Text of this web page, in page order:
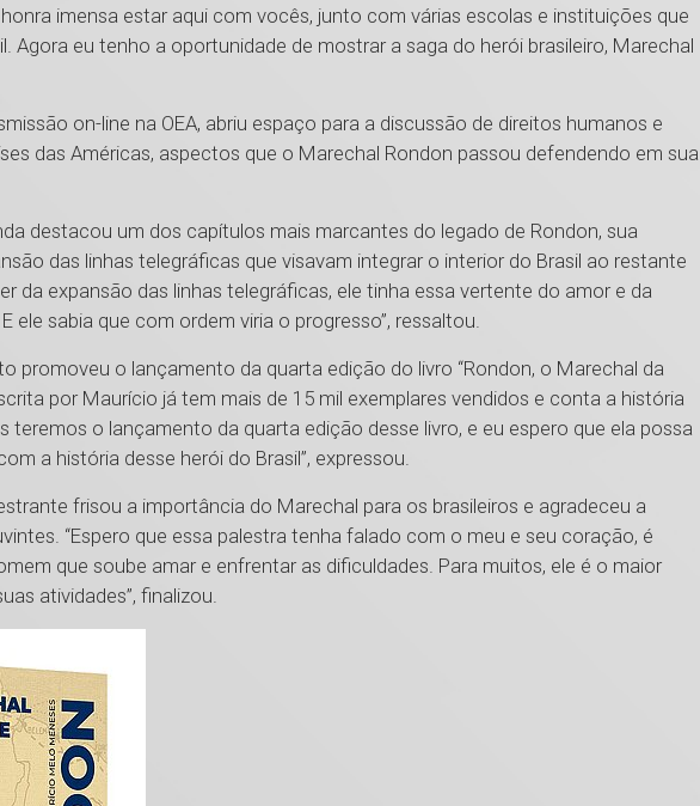
honra imensa estar aqui com vocês, junto com várias escolas e instituições que
Agora eu tenho a oportunidade de mostrar a saga do herói brasileiro, Marechal
on-line na OEA, abriu espaço para a discussão de direitos humanos e
das Américas, aspectos que o Marechal Rondon passou defendendo em sua
destacou um dos capítulos mais marcantes do legado de Rondon, sua
das linhas telegráficas que visavam integrar o interior do Brasil ao restante
da expansão das linhas telegráficas, ele tinha essa vertente do amor e da
ele sabia que com ordem viria o progresso”, ressaltou.
promoveu o lançamento da quarta edição do livro “Rondon, o Marechal da
por Maurício já tem mais de 15 mil exemplares vendidos e conta a história
teremos o lançamento da quarta edição desse livro, e eu espero que ela possa
a história desse herói do Brasil”, expressou.
frisou a importância do Marechal para os brasileiros e agradeceu a
“Espero que essa palestra tenha falado com o meu e seu coração, é
que soube amar e enfrentar as dificuldades. Para muitos, ele é o maior
atividades”, finalizou.